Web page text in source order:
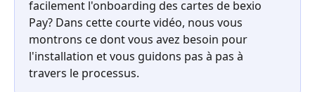
facilement l'onboarding des cartes de bexio
Pay? Dans cette courte vidéo, nous vous
montrons ce dont vous avez besoin pour
l'installation et vous guidons pas à pas à
travers le processus.